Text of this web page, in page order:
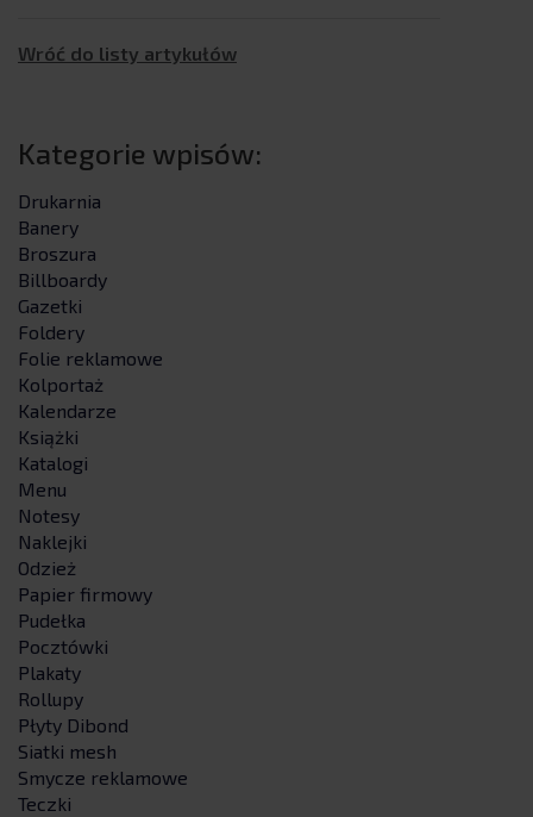
Wróć do listy artykułów
Kategorie wpisów:
Drukarnia
Banery
Broszura
Billboardy
Gazetki
Foldery
Folie reklamowe
Kolportaż
Kalendarze
Książki
Katalogi
Menu
Notesy
Naklejki
Odzież
Papier firmowy
Pudełka
Pocztówki
Plakaty
Rollupy
Płyty Dibond
Siatki mesh
Smycze reklamowe
Teczki